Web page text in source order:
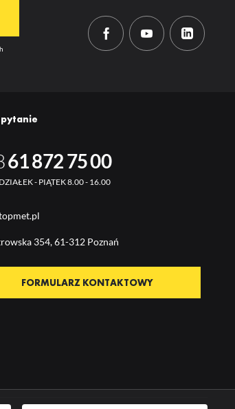
61 872 75 00
- PIĄTEK 8.00 - 16.00
ska 354, 61-312 Poznań
FORMULARZ KONTAKTOWY